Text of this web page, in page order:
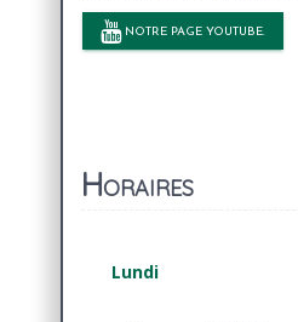
NOTRE PAGE YOUTUBE.
Horaires
Lundi